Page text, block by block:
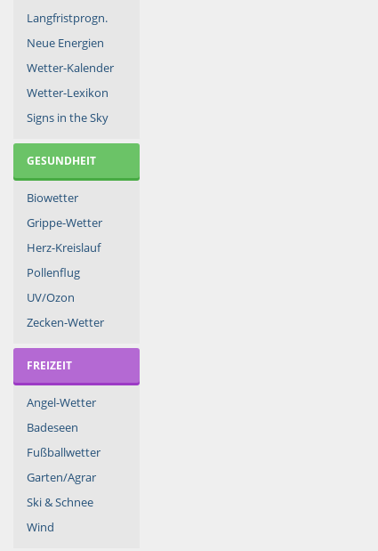
Langfristprogn.
Neue Energien
Wetter-Kalender
Wetter-Lexikon
Signs in the Sky
GESUNDHEIT
Biowetter
Grippe-Wetter
Herz-Kreislauf
Pollenflug
UV/Ozon
Zecken-Wetter
FREIZEIT
Angel-Wetter
Badeseen
Fußballwetter
Garten/Agrar
Ski & Schnee
Wind